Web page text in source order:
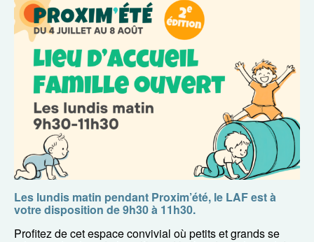
Les lundis matin pendant Proxim’été, le LAF est à
votre disposition de 9h30 à 11h30.
Profitez de cet espace convivial où petits et grands se